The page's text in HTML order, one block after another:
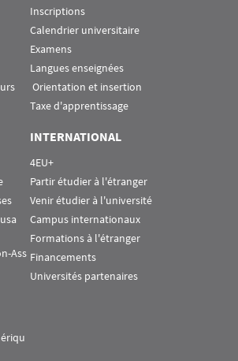
Inscriptions
Calendrier universitaire
Examens
Langues enseignées
Orientation et insertion
Taxe d'apprentissage
Ass
INTERNATIONAL
4EU+
Partir étudier à l'étranger
Venir étudier à l'université
Campus internationaux
Formations à l'étranger
Financements
Universités partenaires